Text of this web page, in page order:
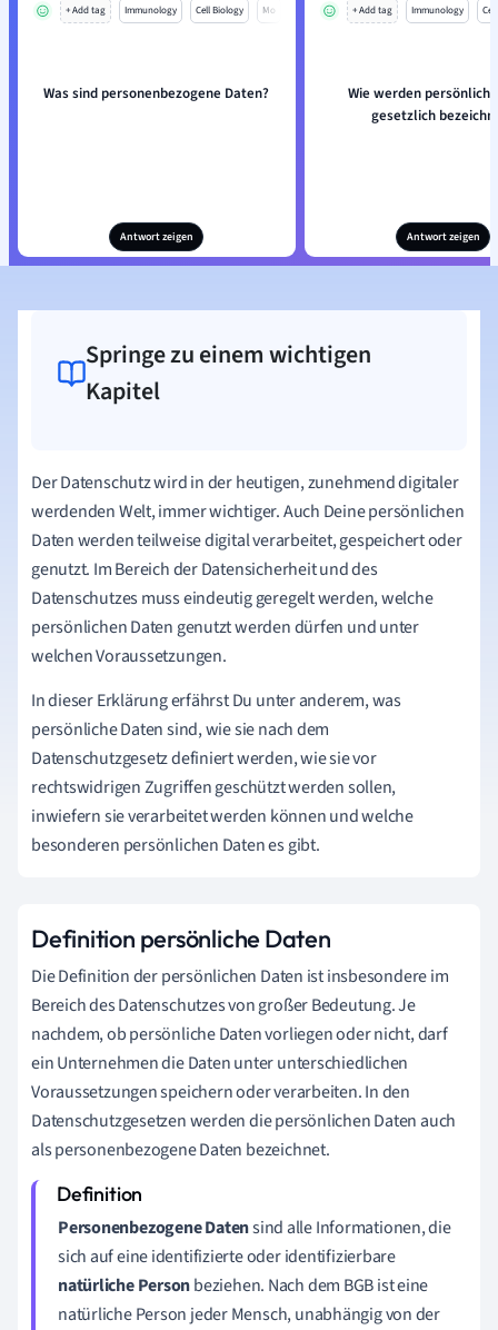
+ Add tag Immunology Cell Biology Mo
Was sind personenbezogene Daten?
Antwort zeigen
+ Add tag Immunology
Wie werden
gesetzlich
Antwort zeigen
Springe zu einem wichtigen
Kapitel
Der Datenschutz wird in der heutigen, zunehmend digitaler
werdenden Welt, immer wichtiger. Auch Deine persönlichen
Daten werden teilweise digital verarbeitet, gespeichert oder
genutzt. Im Bereich der Datensicherheit und des
Datenschutzes muss eindeutig geregelt werden, welche
persönlichen Daten genutzt werden dürfen und unter
welchen Voraussetzungen.
In dieser Erklärung erfährst Du unter anderem, was
persönliche Daten sind, wie sie nach dem
Datenschutzgesetz definiert werden, wie sie vor
rechtswidrigen Zugriffen geschützt werden sollen,
inwiefern sie verarbeitet werden können und welche
besonderen persönlichen Daten es gibt.
Definition persönliche Daten
Die Definition der persönlichen Daten ist insbesondere im
Bereich des Datenschutzes von großer Bedeutung. Je
nachdem, ob persönliche Daten vorliegen oder nicht, darf
ein Unternehmen die Daten unter unterschiedlichen
Voraussetzungen speichern oder verarbeiten. In den
Datenschutzgesetzen werden die persönlichen Daten auch
als personenbezogene Daten bezeichnet.
Personenbezogene Datensind alle Informationen, die
sich auf eine identifizierte oder identifizierbare
natürliche Personbeziehen. Nach dem BGB ist eine
natürliche Person jeder Mensch, unabhängig von der